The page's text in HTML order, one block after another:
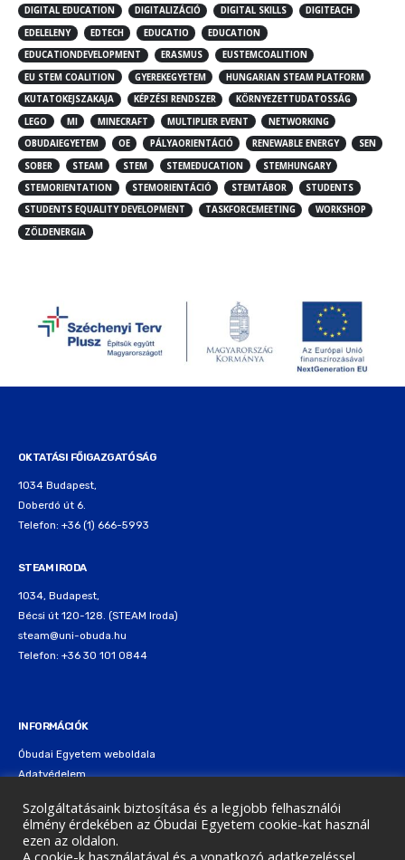
DIGITAL EDUCATION
DIGITALIZÁCIÓ DIGITAL SKILLS
DIGITEACH
EDELELENY
EDTECH EDUCATIO
EDUCATION
EDUCATIONDEVELOPMENT
ERASMUS
EUSTEMCOALITION
EU STEM COALITION
GYEREKEGYETEM
HUNGARIAN STEAM PLATFORM
KUTATOKEJSZAKAJA
KÉPZÉSI RENDSZER
KÖRNYEZETTUDATOSSÁG
LEGO
MI MINECRAFT MULTIPLIER EVENT
NETWORKING
OBUDAIEGYETEM
OE PÁLYAORIENTÁCIÓ RENEWABLE ENERGY
SEN
SOBER
STEAM STEM STEMEDUCATION
STEMHUNGARY
STEMORIENTATION
STEMORIENTÁCIÓ STEMTÁBOR
STUDENTS
STUDENTS EQUALITY DEVELOPMENT
TASKFORCEMEETING
WORKSHOP
ZÖLDENERGIA
OKTATÁSI FŐIGAZGATÓSÁG
1034 Budapest,
Doberdó út 6.
Telefon: +36 (1) 666-5993
STEAM IRODA
1034, Budapest,
Bécsi út 120-128. (STEAM Iroda)
steam@uni-obuda.hu
Telefon: +36 30 101 0844
INFORMÁCIÓK
Óbudai Egyetem weboldala
Adatvédelem
Szolgáltatásaink biztosítása és a legjobb felhasználói
élmény érdekében az Óbudai Egyetem cookie-kat használ
ezen az oldalon.
A cookie-k használatával és a vonatkozó adatkezeléssel